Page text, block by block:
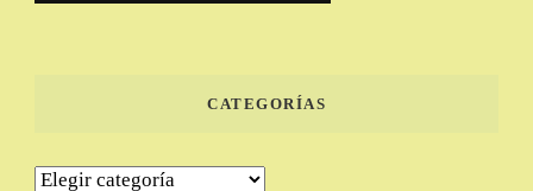
CATEGORÍAS
Categorías